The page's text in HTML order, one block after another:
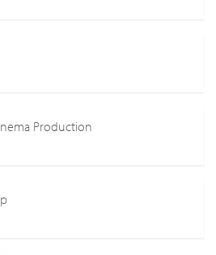
Production